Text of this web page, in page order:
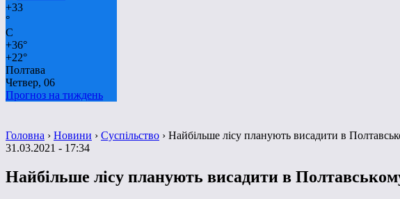
+33
°
C
+36°
+22°
Полтава
Четвер, 06
Прогноз на тиждень
Головна › Новини › Суспільство › Найбільше лісу планують висадити в
31.03.2021 - 17:34
Найбільше лісу планують висадити в Полтавському